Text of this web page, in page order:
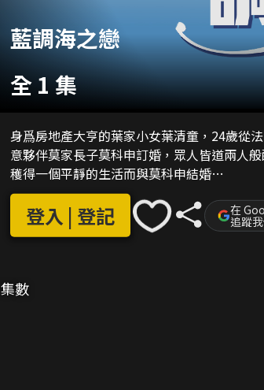
藍調海之戀
全 1 集
身爲房地產大亨的葉家小女葉清童，24歲從
意夥伴莫家長子莫科申訂婚，眾人皆道兩人
穫得一個平靜的生活而與莫科申結婚…
登入 | 登記 在
追蹤
集數